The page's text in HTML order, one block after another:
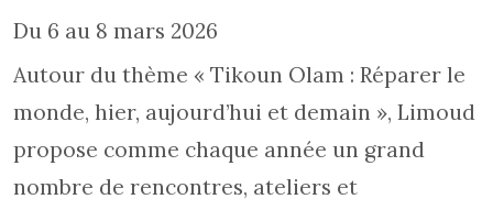
Du 6 au 8 mars 2026
Autour du thème « Tikoun Olam : Réparer le
monde, hier, aujourd’hui et demain », Limoud
propose comme chaque année un grand
nombre de rencontres, ateliers et